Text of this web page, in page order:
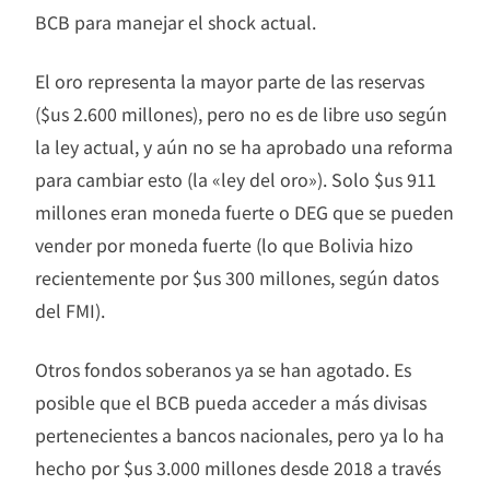
BCB para manejar el shock actual.
El oro representa la mayor parte de las reservas
($us 2.600 millones), pero no es de libre uso según
la ley actual, y aún no se ha aprobado una reforma
para cambiar esto (la «ley del oro»). Solo $us 911
millones eran moneda fuerte o DEG que se pueden
vender por moneda fuerte (lo que Bolivia hizo
recientemente por $us 300 millones, según datos
del FMI).
Otros fondos soberanos ya se han agotado. Es
posible que el BCB pueda acceder a más divisas
pertenecientes a bancos nacionales, pero ya lo ha
hecho por $us 3.000 millones desde 2018 a través